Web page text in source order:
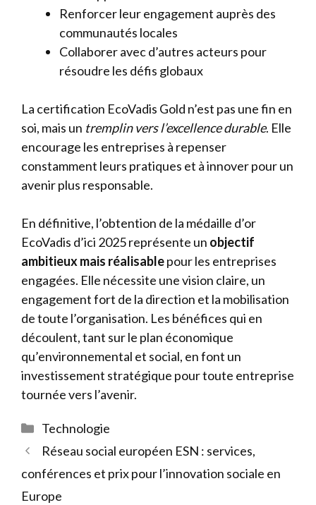
Renforcer leur engagement auprès des
communautés locales
Collaborer avec d’autres acteurs pour
résoudre les défis globaux
La certification EcoVadis Gold n’est pas une fin en
soi, mais un tremplin vers l’excellence durable. Elle
encourage les entreprises à repenser
constamment leurs pratiques et à innover pour un
avenir plus responsable.
En définitive, l’obtention de la médaille d’or
EcoVadis d’ici 2025 représente un objectif
ambitieux mais réalisablepour les entreprises
engagées. Elle nécessite une vision claire, un
engagement fort de la direction et la mobilisation
de toute l’organisation. Les bénéfices qui en
découlent, tant sur le plan économique
qu’environnemental et social, en font un
investissement stratégique pour toute entreprise
tournée vers l’avenir.
Catégories
Technologie
Réseau social européen ESN : services,
conférences et prix pour l’innovation sociale en
Europe